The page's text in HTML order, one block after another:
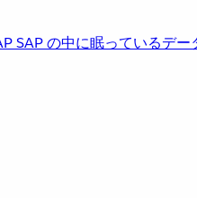
SAP の中に眠っているデ